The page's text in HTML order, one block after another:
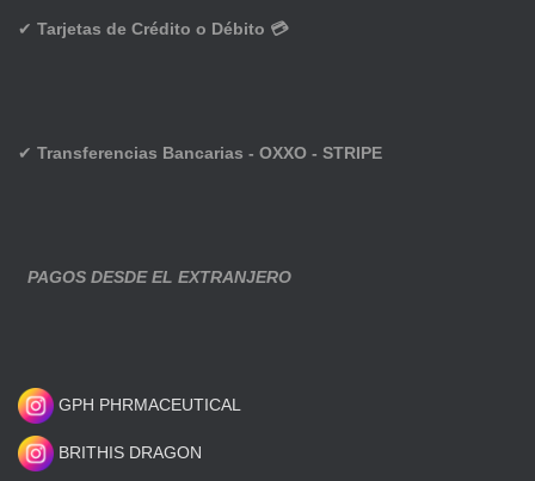
✔ Tarjetas de Crédito o Débito 💳
✔ Transferencias Bancarias - OXXO - STRIPE
PAGOS DESDE EL EXTRANJERO
GPH PHRMACEUTICAL
BRITHIS DRAGON